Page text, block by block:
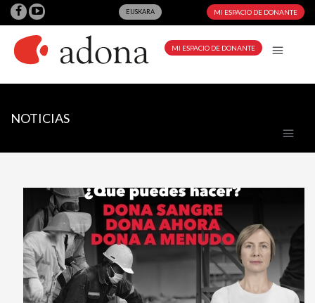
EUSKARA MI ESPACIO DE DONANTE
MI ESPACIO DE DONANTE
NOTICIAS